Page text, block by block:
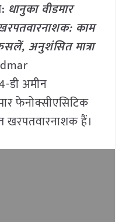
धानुका वीडमार
काम
अनुशंसित मात्रा
डी अमीन
फेनोक्सीएसिटिक
खरपतवारनाशक हैं।